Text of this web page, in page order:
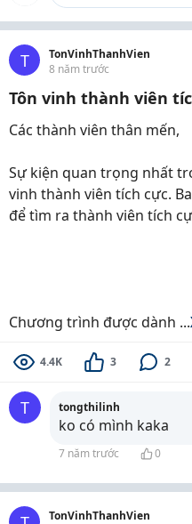
T
TonVinhThanhVien
8 năm trước
Tôn vinh thành viên
Các thành viên thân mến,
Sự kiện quan trọng nhất
vinh thành viên tích cực.
để tìm ra thành viên tích
Chương trình được dành ...
4.4K 3 2
T tongthilinh
ko có mình kaka
7 năm trước 0
TonVinhThanhVien